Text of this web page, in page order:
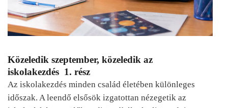
Közeledik szeptember, közeledik az
iskolakezdés 1. rész
Az iskolakezdés minden család életében különleges
időszak. A leendő elsősök izgatottan nézegetik az